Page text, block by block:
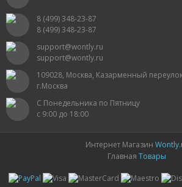
КОНСТРУКТОРЫ
РАЗВИВАЮЩИЕ ИГРУШКИ
ИГРУШКИ ДЛЯ МАЛЬЧИКОВ
ИНТЕРАКТИВНЫЕ ИГРУШКИ
ИНТЕРАКТИВНЫЕ КОПИЛКИ
ИГРУШКИ ДЛЯ ДЕВОЧЕК
8 (499) 348-23-87
8 (499) 348-23-87
support@wontly.ru
support@wontly.ru
109028, Москва, Казарменный
г.Москва
С Понедельника по Пятницу
с 9:00 до 18:00
Интернет Магазин
Главная Товары